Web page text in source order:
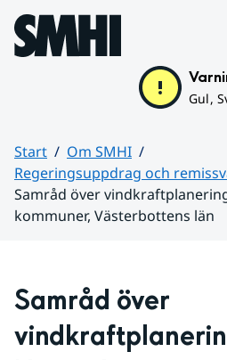
Hoppa till sidans innehåll
Gul,
Start
Om SMHI
Regeringsuppdrag och
Samråd över
kommuner, Västerbottens län
Samråd över